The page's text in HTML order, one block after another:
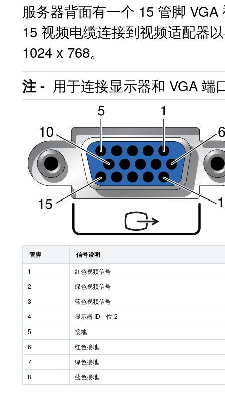
服务器背面有一个 15 管脚
15 视频电缆连接到视频适配器
1024 x 768。
注 - 用于连接显示器和 VGA 端
管脚 信号说明
1
红色视频信号
2
绿色视频信号
3
蓝色视频信号
4
显示器 ID－位 2
5
接地
6
红色接地
7
绿色接地
8
蓝色接地